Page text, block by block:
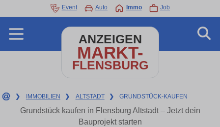
Event Auto Immo Job
ANZEIGEN
MARKT-
FLENSBURG
❯ IMMOBILIEN ❯ ALTSTADT ❯ GRUNDSTÜCK-KAUFEN
Grundstück kaufen in Flensburg Altstadt – Jetzt dein
Bauprojekt starten